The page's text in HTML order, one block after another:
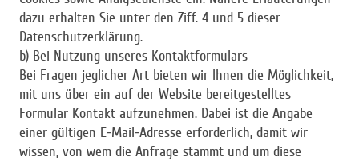
dazu erhalten Sie unter den Ziff. 4 und 5 dieser
Datenschutzerklärung.
b) Bei Nutzung unseres Kontaktformulars
Bei Fragen jeglicher Art bieten wir Ihnen die Möglichkeit,
mit uns über ein auf der Website bereitgestelltes
Formular Kontakt aufzunehmen. Dabei ist die Angabe
einer gültigen E-Mail-Adresse erforderlich, damit wir
wissen, von wem die Anfrage stammt und um diese